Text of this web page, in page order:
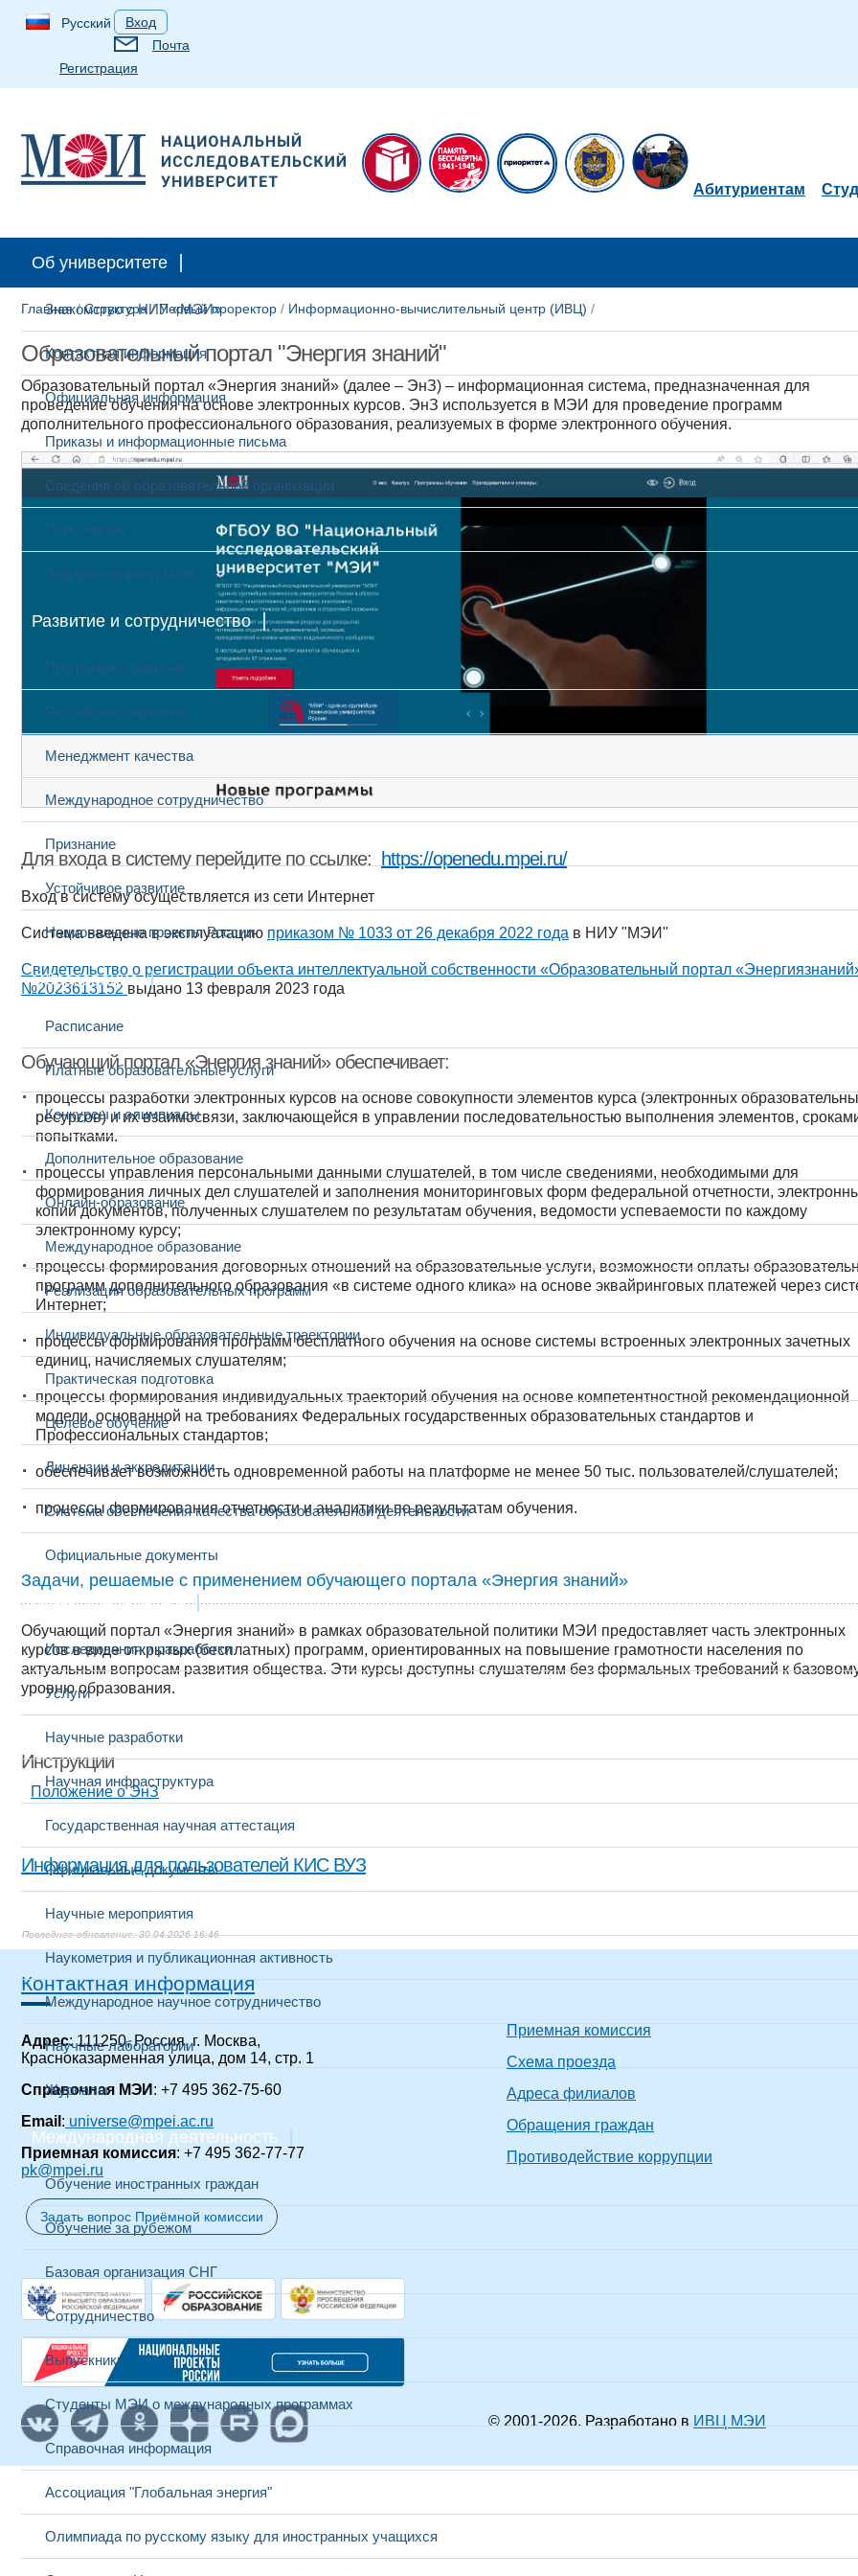
Русский
Вход
Почта
Регистрация
Абитуриентам
Об университете
Знакомство с НИУ «МЭИ»
Контактная информация
Официальная информация
Приказы и информационные письма
Сведения об образовательной организации
Персоналии
Эндаумент-фонд МЭИ
Развитие и сотрудничество
Программы развития
Российские партнеры
Менеджмент качества
Международное сотрудничество
Признание
Устойчивое развитие
Национальные проекты России
Образование
Расписание
Платные образовательные услуги
Конкурсы и олимпиады
Дополнительное образование
Онлайн-образование
Международное образование
Реализация образовательных программ
Индивидуальные образовательные траектории
Практическая подготовка
Целевое обучение
Лицензии и аккредитации
Система обеспечения качества образовательной деятельности
Официальные документы
Наука и инновации
Исследования и разработки
Услуги
Научные разработки
Научная инфраструктура
Государственная научная аттестация
Официальные документы
Научные мероприятия
Наукометрия и публикационная активность
Международное научное сотрудничество
Научные лаборатории
Журналы
Международная деятельность
Обучение иностранных граждан
Обучение за рубежом
Базовая организация СНГ
Сотрудничество
Выпускники
Студенты МЭИ о международных программах
Справочная информация
Ассоциация "Глобальная энергия"
Олимпиада по русскому языку для иностранных учащихся
Главная/Структура/Первый проректор / Информационно-вычислительный центр (ИВЦ) /
Образовательный портал "Энергия знаний"
Образовательный портал «Энергия знаний» (далее – ЭнЗ) – информационная система, предназначенная для
проведение обучения на основе электронных курсов. ЭнЗ используется в МЭИ для проведение программ
дополнительного профессионального образования, реализуемых в форме электронного обучения.
Для входа в систему перейдите по ссылке: https://openedu.mpei.ru/​
Вход в систему осуществляется из сети Интернет
Система введена в эксплуатацию приказом № 1033 от 26 декабря 2022 года в НИУ "МЭИ"
Свидетельство о регистрации объекта интеллектуальной собственности «Образовательный портал
№2023613152 ​ выдано 13 февраля 2023 года
Обучающий портал «Энергия знаний» обеспечивает:
процессы разработки электронных курсов на основе совокупности элементов курса (электронных
ресурсов) и их взаимосвязи, заключающейся в управлении последовательностью выполнения элементов,
попытками.
процессы управления персональными данными слушателей, в том числе сведениями, необходимыми для
формирования личных дел слушателей и заполнения мониторинговых форм федеральной отчетности,
копий документов, полученных слушателем по результатам обучения, ведомости успеваемости по каждому
электронному курсу;
процессы формирования договорных отношений на образовательные услуги, возможности оплаты
программ дополнительного образования «в системе одного клика» на основе эквайринговых платежей через
Интернет;
процессы формирования программ бесплатного обучения на основе системы встроенных электронных зачетных
единиц, начисляемых слушателям;
процессы формирования индивидуальных траекторий обучения на основе компетентностной рекомендационной
модели, основанной на требованиях Федеральных государственных образовательных стандартов и
Профессиональных стандартов;
обеспечивает возможность одновременной работы на платформе не менее 50 тыс. пользователей/слушателей​;
процессы формирования отчетности и аналитики по результатам обучения.
Задачи, решаемые с применением обучающего портала «Энергия знаний»
Обучающий портал «Энергия знаний» в рамках образовательной политики МЭИ предоставляет часть электронных
курсов в виде открытых (бесплатных) программ, ориентированных на повышение грамотности населения по
актуальным вопросам развития общества. Эти курсы доступны слушателям без формальных требований к
уровню образования.
Инструкции
​Положен​ие о ЭнЗ
Информация для пользователей КИС ВУЗ
30.04.2026 16:46
Контактная информация
Адрес: 111250, Россия, г. Москва,
Красноказарменная улица, дом 14, стр. 1
Справочная МЭИ : +7 495 362-75-60
Email : universe@mpei.ac.ru
Приемная комиссия: +7 495 362-77-77
pk@mpei.ru
Задать вопрос Приёмной комиссии
Приемная комиссия
Схема проезда
Адреса филиалов
Обращения граждан
Противодействие коррупции
© 2001-2026. Разработано в ИВЦ МЭИ